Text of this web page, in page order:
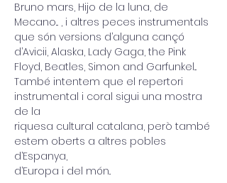
Bruno mars, Hijo de la luna, de
Mecano... , i altres peces instrumentals
que són versions d’alguna cançó
d’Avicii, Alaska, Lady Gaga, the Pink
Floyd, Beatles, Simon and Garfunkel...
També intentem que el repertori
instrumental i coral sigui una mostra
de la
riquesa cultural catalana, però també
estem oberts a altres pobles
d’Espanya,
d’Europa i del món..